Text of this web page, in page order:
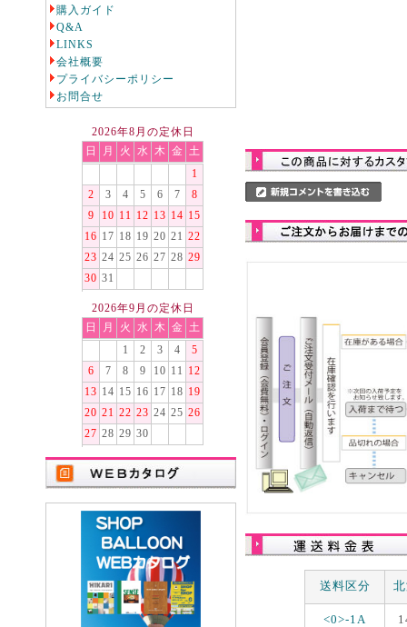
購入ガイド
Q&A
LINKS
会社概要
プライバシーポリシー
お問合せ
2026年8月の定休日
日
月 火 水 木 金
土
1
2
3 4 5 6 7
8
9
10 11 12 13 14 15
16 17 18 19 20 21 22
23 24 25 26 27 28 29
30 31
2026年9月の定休日
日
月 火 水 木 金
土
1
2 3 4
5
6
7 8 9 10 11
12
13 14 15 16 17 18 19
20 21 22 23 24 25 26
27 28 29 30
送料区分
<0>-1A